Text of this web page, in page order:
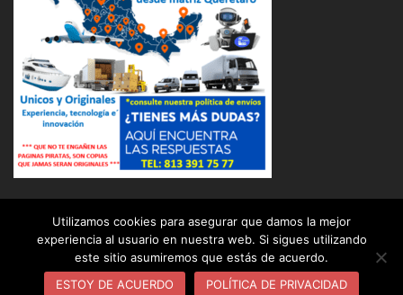
© 2026 OSUNA BALERO DISTRIBUIDOR INDUSTRIAL (
OBD ). Funciona gracias aSydney
Utilizamos cookies para asegurar que damos la mejor
experiencia al usuario en nuestra web. Si sigues utilizando
este sitio asumiremos que estás de acuerdo.
ESTOY DE ACUERDO
POLÍTICA DE PRIVACIDAD